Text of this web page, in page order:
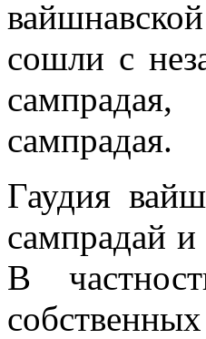
сошли с
сампрадая.
Гаудия
сампрадай
В